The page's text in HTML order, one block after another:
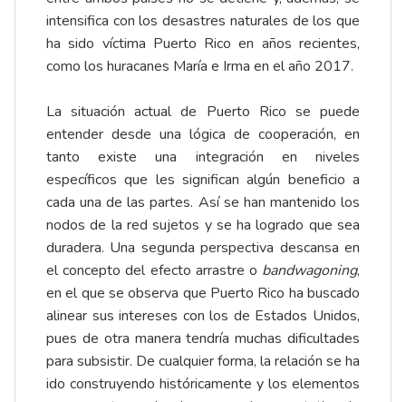
intensifica con los desastres naturales de los que
ha sido víctima Puerto Rico en años recientes,
como los huracanes María e Irma en el año 2017.
La situación actual de Puerto Rico se puede
entender desde una lógica de cooperación, en
tanto existe una integración en niveles
específicos que les significan algún beneficio a
cada una de las partes. Así se han mantenido los
nodos de la red sujetos y se ha logrado que sea
duradera. Una segunda perspectiva descansa en
el concepto del efecto arrastre o bandwagoning,
en el que se observa que Puerto Rico ha buscado
alinear sus intereses con los de Estados Unidos,
pues de otra manera tendría muchas dificultades
para subsistir. De cualquier forma, la relación se ha
ido construyendo históricamente y los elementos